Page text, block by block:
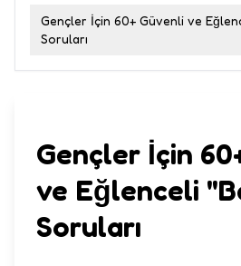
Gençler İçin 60+ Güvenli ve
Soruları
Gençler İçin
ve Eğlenceli
Soruları